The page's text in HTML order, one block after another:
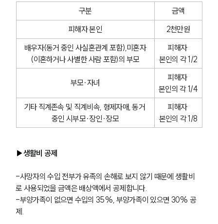
구분
금액
피해자 본인
2천만원
배우자(동거 중인 사실혼관계 포함),미혼자
(이혼하거나 사별한 사람 포함)의 부모
피해자
본인의 각 1/2
부모∙자녀
피해자
본인의 각 1/4
기타 직계존속 및 직계비속, 형제자매, 동거
중인 시부모∙장인∙장모
피해자
본인의 각 1/8
▶생활비 공제
-사망자의 수입 전부가 유족의 손해로 보지 않기 때문에 생활비
로 사용되었을 금액은 배상액에서 공제합니다.
-부양가족이 없으면 수입의 35%, 부양가족이 있으면 30% 공
제.